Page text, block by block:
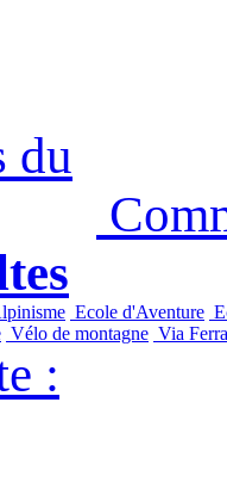
Ecole d'Aventure
Vélo de montagne Via
: